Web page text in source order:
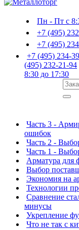
Пн - Пт с
+7 (495)
+7 (495)
+7 (495) 234-
(495) 232-21-94
8:30 до 17:30
Часть 3 -
ошибок
Часть 2 -
Часть 1 -
Арматура для
Выбор
Экономия на
Технологии
Сравнение
минусы
Укрепление
Что не так с